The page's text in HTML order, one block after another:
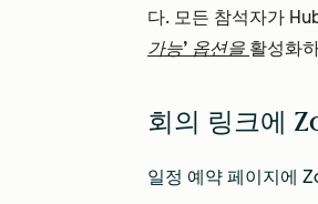
다. 모든 참석자가
가능’ 옵션을 활성화
회의 링크에
일정 예약 페이지에